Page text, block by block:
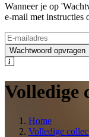
Wanneer je op
e-mail met instructies
Wachtwoord opvragen
Volledige
Home
Volledige